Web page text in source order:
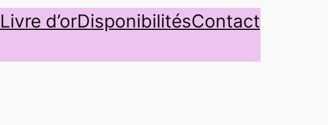
Livre d’orDisponibilitésContact